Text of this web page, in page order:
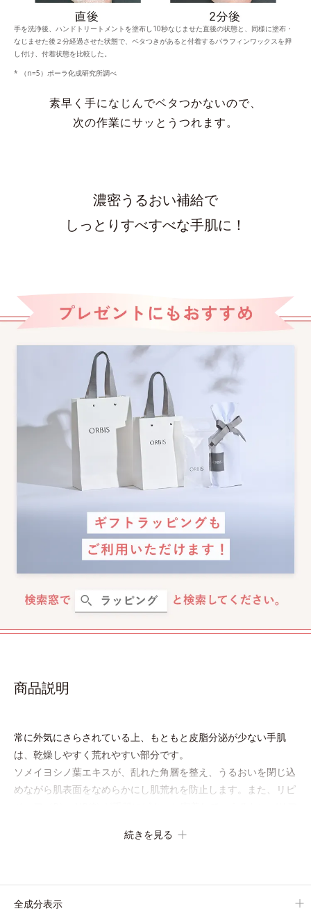
手を洗浄後、ハンドトリートメントを塗布し10秒なじませた直後の状態と、同様に塗布・
なじませた後２分経過させた状態で、ベタつきがあると付着するパラフィンワックスを押
し付け、付着状態を比較した。
* （n=5）ポーラ化成研究所調べ
素早く手になじんでベタつかないので、
次の作業にサッとうつれます。
濃密うるおい補給で
しっとりすべすべな手肌に！
商品説明
常に外気にさらされている上、もともと皮脂分泌が少ない手肌
は、乾燥しやすく荒れやすい部分です。
ソメイヨシノ葉エキスが、乱れた角層を整え、うるおいを閉じ込
めながら肌表面をなめらかにし肌荒れを防止します。また、リピ
とり感がずっと続きます。
続きを見る
全成分表示